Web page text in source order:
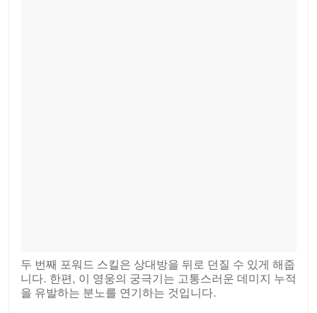
두 번째 포워드 스킬은 상대방을 뒤로 던질 수 있게 해줍
니다. 한편, 이 영웅의 궁극기는 고통스러운 데미지 누적
을 유발하는 분노를 연기하는 것입니다.